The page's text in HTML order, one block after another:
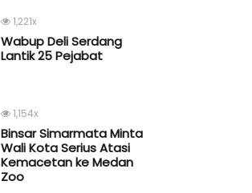
1,221x
Wabup Deli Serdang
Lantik 25 Pejabat
1,154x
Binsar Simarmata Minta
Wali Kota Serius Atasi
Kemacetan ke Medan
Zoo